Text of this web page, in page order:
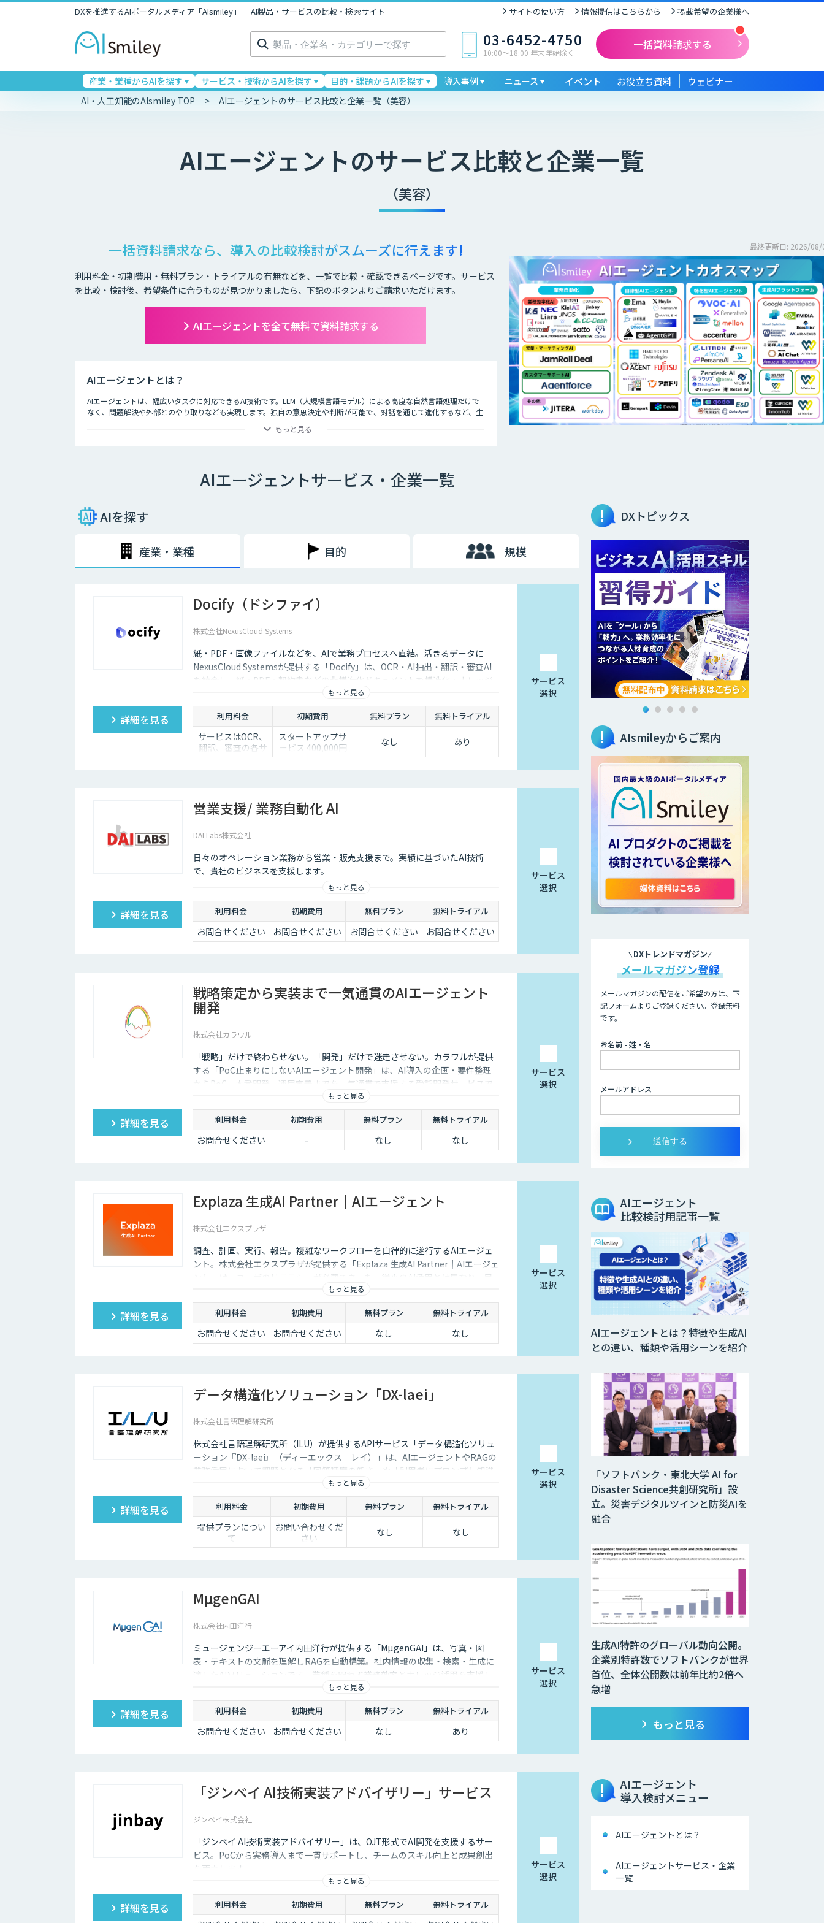
DXを推進するAIポータルメディア「AIsmiley」｜ AI製品・サービスの比較・検索サイト サイトの使い方 情報提供はこちらから 掲載希望の企業様へ
検
索: 03-6452-4750
10:00〜18:00 年末年始除く
一括資料請求する
産業・業種からAIを探す サービス・技術からAIを探す 目的・課題からAIを探す 導入事例 ニュース イベント お役立ち資料 ウェビナー
AI・人工知能のAIsmiley TOP AIエージェントのサービス比較と企業一覧（美容）
AIエージェントのサービス比較と企業一覧
（美容）
一括資料請求なら、導入の比較検討がスムーズに行えます!
利用料金・初期費用・無料プラン・トライアルの有無などを、一覧で比較・確認できるページです。サービス
を比較・検討後、希望条件に合うものが見つかりましたら、下記のボタンよりご請求いただけます。
AIエージェントを全て無料で資料請求する
最終更新日: 2026/08/
AIエージェントとは？
AIエージェントは、幅広いタスクに対応できるAI技術です。LLM（大規模言語モデル）による高度な自然言語処理だけで
なく、問題解決や外部とのやり取りなども実現します。独自の意思決定や判断が可能で、対話を通じて進化するなど、生
業でも活用されています。 本記事では、AIエージェントの概要や特徴、主な種類、導入によるメリットなどについてわか
もっと見る
AIエージェントサービス・企業一覧
AIを探す
産業・業種 目的 規模
Docify（ドシファイ）
株式会社NexusCloud Systems
紙・PDF・画像ファイルなどを、AIで業務プロセスへ直結。活きるデータに
NexusCloud Systemsが提供する「Docify」は、OCR・AI抽出・翻訳・審査AI
を統合し、紙・PDF・契約書などの非構造化ドキュメントを構造化・ナレッジ
化し、AIエージェントによる業務自動化まで実現するAIプラットフォームで
す。
もっと見る
詳細を見る 利用料金 初期費用 無料プラン 無料トライアル
サービスはOCR、
翻訳、審査の各サ
ービスの基本使用
（基本利用料）
・1サービスあた
料）
・1ポイント1円相
ジット
・各サービス毎の
利用ポイントは以
下の通り
OCR 5ポイ
ント/1,000文字
審査 5ポイ
ント/1審査
スタートアップサ
ービス 400,000円
より（別途個別見
なし あり
サービス
選択
営業支援/ 業務自動化 AI
DAI Labs株式会社
日々のオペレーション業務から営業・販売支援まで。実績に基づいたAI技術
で、貴社のビジネスを支援します。
もっと見る
詳細を見る 利用料金 初期費用 無料プラン 無料トライアル
お問合せください お問合せください お問合せください お問合せください
サービス
選択
戦略策定から実装まで一気通貫のAIエージェント
開発
株式会社カラワル
「戦略」だけで終わらせない。「開発」だけで迷走させない。カラワルが提供
する「PoC止まりにしないAIエージェント開発」は、AI導入の企画・要件整理
からPoC、本番開発、運用定着までを一気通貫で支援する受託開発サービスで
もっと見る
詳細を見る 利用料金 初期費用 無料プラン 無料トライアル
お問合せください - なし なし
サービス
選択
Explaza 生成AI Partner｜AIエージェント
株式会社エクスプラザ
調査、計画、実行、報告。複雑なワークフローを自律的に遂行するAIエージェ
ント。株式会社エクスプラザが提供する「Explaza 生成AI Partner｜AIエージェ
ント」は、ユーザのリテラシーが必要であった、従来のAI活用とは異なり、目
的を与えられれば、自ら手順を考え、外部ツールを操作し、業務を完遂します
「AIエージェント」を構築します。商品企画、文章作成、校正・校閲など、人
の判断が必要だった複雑な業務を自動化します。
もっと見る
詳細を見る 利用料金 初期費用 無料プラン 無料トライアル
お問合せください お問合せください なし なし
サービス
選択
データ構造化ソリューション「DX-laei」
株式会社言語理解研究所
株式会社言語理解研究所（ILU）が提供するAPIサービス「データ構造化ソリュ
ーション『DX-laei』（ディーエックス レイ）」は、AIエージェントやRAGの
業務活用において課題となる「回答精度の低さ」や「利用者にプロンプト知識
が求められる」といった運用上の問題に対し、日本語に特化した自然言語処理
技術でアプローチします。 「DX-laei」は、ドキュメントの構造化処理に加え、
ユーザーの質問意図を意味的に再構成し、最適な検索クエリへ変換する機能を
備えています。これにより、生成AIの精度を左右する“入力精度”と“検索対象の
整備”の両面から、RAGやAIエージェントの回答品質を向上させます。
もっと見る
詳細を見る 利用料金 初期費用 無料プラン 無料トライアル
提供プランについ
て
ご提供内容・サポ
ています。
汎用的な高精度ド
および検索クエリ
生成APIをご利用
いただけるプラ
な機能を、高精度
でありながらコス
トを抑えてご利用
いただけます。
カスタマイズ（辞
に対応したプラ
ン。
個社最適化するこ
とで、複雑な図表
や画像が含まれた
ドキュメントの構
す。
【プレミアム】
お問い合わせくだ
さい
なし なし
サービス
選択
MµgenGAI
株式会社内田洋行
ミュージェンジーエーアイ内田洋行が提供する「MµgenGAI」は、写真・図
表・テキストの文脈を理解しRAGを自動構築。社内情報の収集・検索・生成に
適したAIソリューションです。業種を問わず業務効率とナレッジ活用を支援し
もっと見る
詳細を見る 利用料金 初期費用 無料プラン 無料トライアル
お問合せください お問合せください なし あり
サービス
選択
「ジンベイ AI技術実装アドバイザリー」サービス
ジンベイ株式会社
「ジンベイ AI技術実装アドバイザリー」は、OJT形式でAI開発を支援するサー
ビス。PoCから実務導入まで一貫サポートし、チームのスキル向上と成果創出
を両立します。
もっと見る
詳細を見る 利用料金 初期費用 無料プラン 無料トライアル
サービス
選択
DXトピックス
AIsmileyからご案内
DXトレンドマガジン
メールマガジン登録
メールマガジンの配信をご希望の方は、下
記フォームよりご登録ください。登録無料
です。
お名前 - 姓・名
メールアドレス
AIエージェント
比較検討用記事一覧
AIエージェントとは？特徴や生成AI
との違い、種類や活用シーンを紹介
「ソフトバンク・東北大学 AI for
Disaster Science共創研究所」設
立。災害デジタルツインと防災AIを
融合
生成AI特許のグローバル動向公開。
企業別特許数でソフトバンクが世界
首位、全体公開数は前年比約2倍へ
急増
もっと見る
AIエージェント
導入検討メニュー
AIエージェントとは？
AIエージェントサービス・企業
一覧